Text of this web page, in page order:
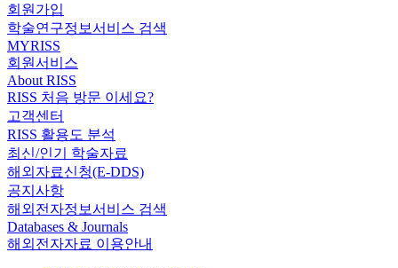
회원가입
학술연구정보서비스 검색
MYRISS
회원서비스
About RISS
RISS 처음 방문 이세요?
고객센터
RISS 활용도 분석
최신/인기 학술자료
해외자료신청(E-DDS)
공지사항
해외전자정보서비스 검색
Databases & Journals
해외전자자료 이용안내